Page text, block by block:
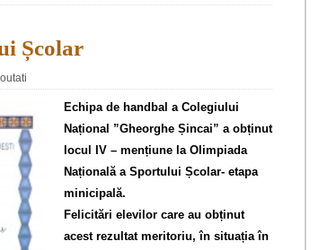
Școlar
Echipa de handbal a Colegiului
Național ”Gheorghe Șincai” a obținut
locul IV – mențiune la Olimpiada
Națională a Sportului Școlar- etapa
minicipală.
Felicitări elevilor care au obținut
acest rezultat meritoriu, în situația în